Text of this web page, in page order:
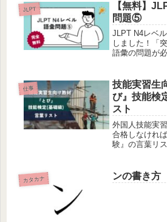
JLPT
【無料】
問題⑤
JLPT N4レベ
しました！「
語彙の問題が
しいと言われ
持っていない
仕事
技能実習生
び』技能検
スト
外国人技能実
合格しなけれ
験』の言葉リ
ご共有いただ
実習生向け教
カタカナ ンの書き方